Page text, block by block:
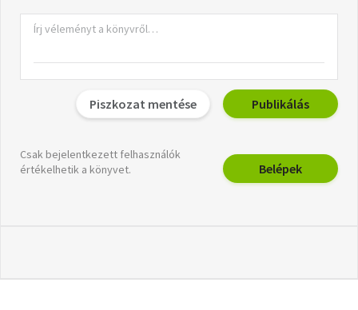
Piszkozat mentése Publikálás
Csak bejelentkezett felhasználók
értékelhetik a könyvet.
Belépek